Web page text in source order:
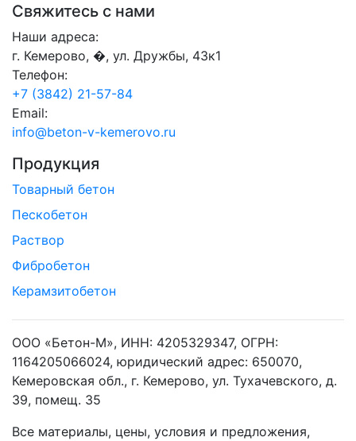
Свяжитесь с нами
Наши адреса:
г. Кемерово, �, ул. Дружбы, 43к1
Телефон:
+7 (3842) 21-57-84
Email:
info@beton-v-kemerovo.ru
Продукция
Товарный бетон
Пескобетон
Раствор
Фибробетон
Керамзитобетон
ООО «Бетон-М», ИНН: 4205329347, ОГРН:
1164205066024, юридический адрес: 650070,
Кемеровская обл., г. Кемерово, ул. Тухачевского, д.
39, помещ. 35
Все материалы, цены, условия и предложения,